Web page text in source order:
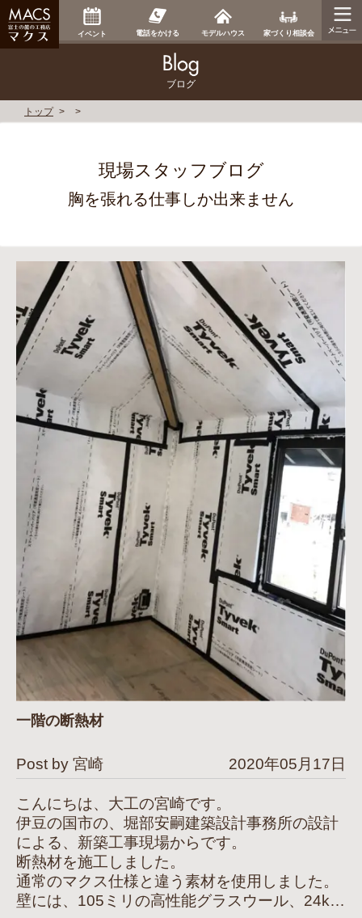
イベント 電話をかける モデルハウス 家づくり相談会
ブログ
トップ
現場スタッフブログ
胸を張れる仕事しか出来ません
一階の断熱材
Post by 宮崎 2020年05月17日
こんにちは、大工の宮崎です。
伊豆の国市の、堀部安嗣建築設計事務所の設計
による、新築工事現場からです。
断熱材を施工しました。
通常のマクス仕様と違う素材を使用しました。
壁には、105ミリの高性能グラスウール、24k…